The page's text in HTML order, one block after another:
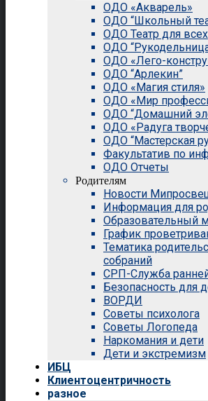
ОДО «Акварель»
ОДО “Школьный
ОДО Театр для всех
ОДО
ОДО «Лего-
ОДО “Арлекин”
ОДО «Магия стиля»
ОДО «Мир
ОДО “Домашний
ОДО «Радуга
ОДО “Мастерская
Факультатив по
ОДО Отчеты
Родителям
Новости
Информация для
Образовательный
График
Тематика
собраний
СРП-Служба
Безопасность для
ВОРДИ
Советы психолога
Советы Логопеда
Наркомания и дети
Дети и экстремизм
ИБЦ
Клиентоцентричность
разное